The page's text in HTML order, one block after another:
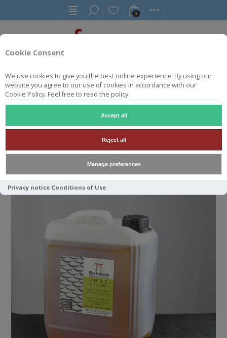
Cookie Consent
We use cookies to give you the best online experience. By using our
website you agree to our use of cookies in accordance with our
Cookie Policy. Feel free to read the policy.
Accept all
Reject all
Manage preferences
Privacy notice Conditions of Use
0
YAKISUGI YAKISUGI TUNG OLIE (PUUR)
YAKISUGI TUNG OLIE (PUUR)